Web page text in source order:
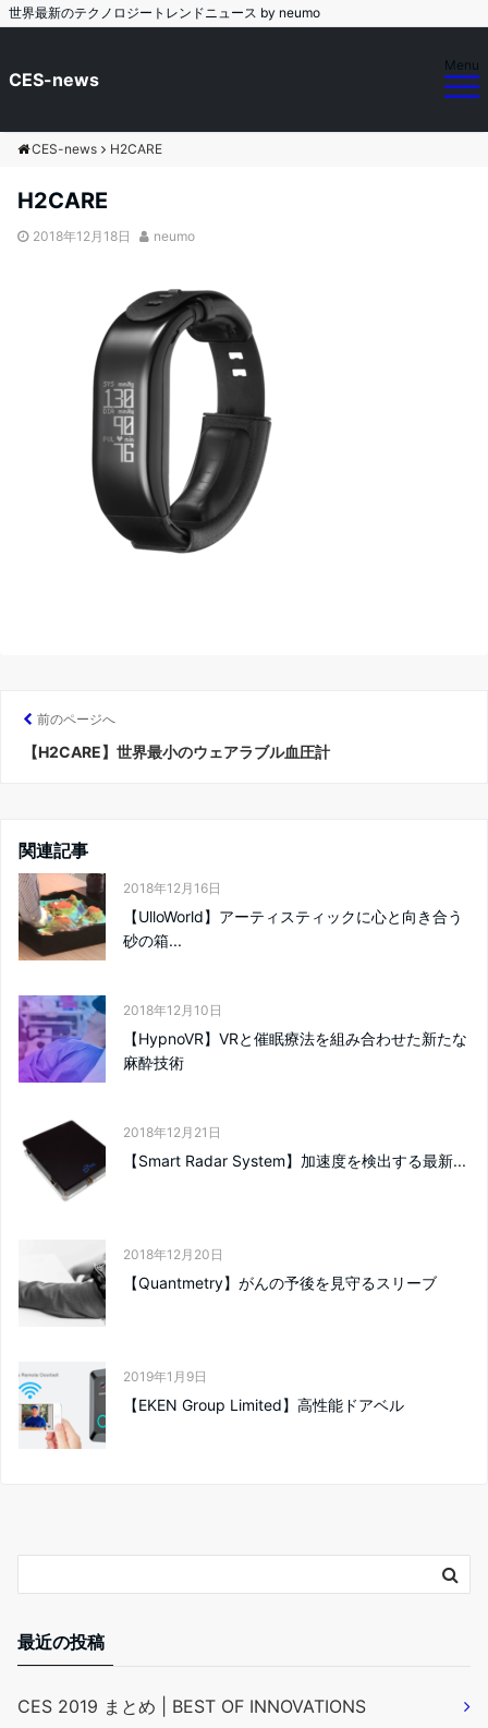
世界最新のテクノロジートレンドニュース by neumo
CES-news
Menu
CES-news H2CARE
H2CARE
2018年12月18日 neumo
前のページへ
【H2CARE】世界最小のウェアラブル血圧計
関連記事
2018年12月16日
【UlloWorld】アーティスティックに心と向き合う
砂の箱...
2018年12月10日
【HypnoVR】VRと催眠療法を組み合わせた新たな
麻酔技術
2018年12月21日
【Smart Radar System】加速度を検出する最新...
2018年12月20日
【Quantmetry】がんの予後を見守るスリーブ
2019年1月9日
【EKEN Group Limited】高性能ドアベル
最近の投稿
CES 2019 まとめ | BEST OF INNOVATIONS